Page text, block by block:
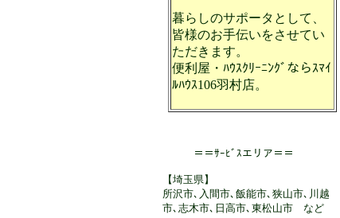
暮らしのサポータとして、
皆様のお手伝いをさせてい
ただきます。
便利屋・ﾊｳｽｸﾘｰﾆﾝｸﾞならｽﾏｲ
ﾙﾊｳｽ106羽村店。
＝＝ｻｰﾋﾞｽエリア＝＝
【埼玉県】
所沢市､入間市､飯能市､狭山市､川越
市､志木市､日高市､東松山市 など